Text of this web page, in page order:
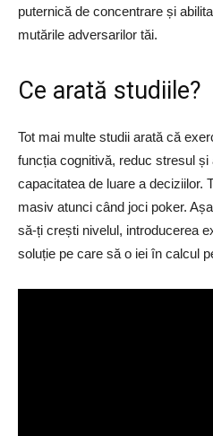
puternică de concentrare și
mutările adversarilor tăi.
Ce arată studiile?
Tot mai multe studii arată că
funcția cognitivă, reduc stresul
capacitatea de luare a deciziilor.
masiv atunci când joci poker.
să-ți crești nivelul, introducerea
soluție pe care să o iei în calcul